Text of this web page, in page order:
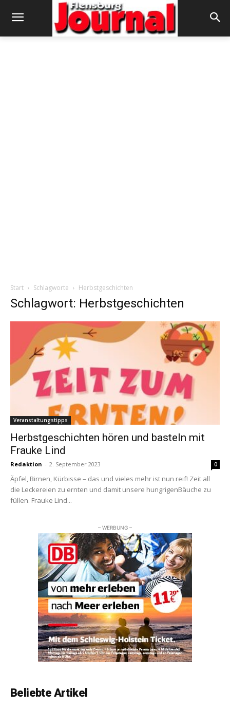
Start Schlagworte Herbstgeschichten
Schlagwort: Herbstgeschichten
Veranstaltungstipps
Herbstgeschichten hören und basteln mit
Frauke Lind
Redaktion - 2. September 2023 0
Äpfel, Birnen, Kürbisse – das und vieles mehr ist nun reif! Zeit all
die Leckereien zu ernten und damit unsere hungrigenBäuche zu
füllen. Frauke Lind...
– WERBUNG –
Beliebte Artikel